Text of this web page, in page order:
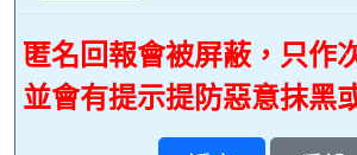
匿名回報會被屏蔽，只作
並會有提示提防惡意抹黑